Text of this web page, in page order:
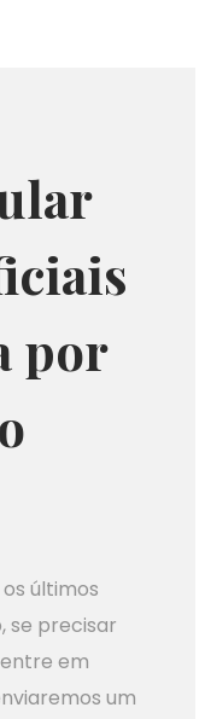
por
últimos
se precisar
em
um